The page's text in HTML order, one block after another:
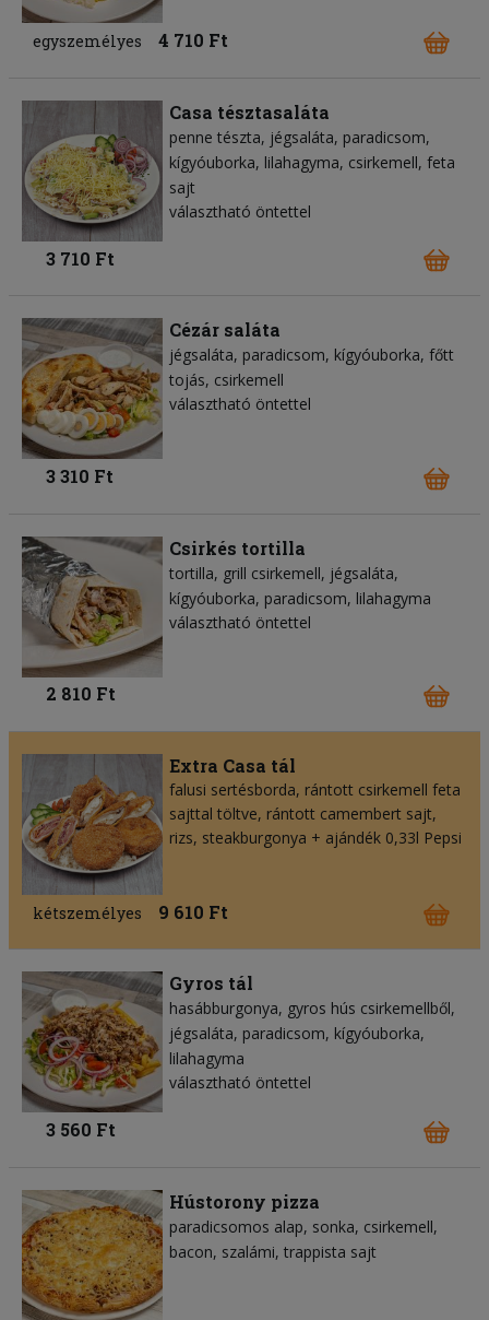
egyszemélyes 4 710 Ft
Casa tésztasaláta
penne tészta jégsaláta paradicsom
kígyóuborka lilahagyma csirkemell feta
sajt
választható öntettel
3 710 Ft
Cézár saláta
jégsaláta paradicsom kígyóuborka főtt
tojás csirkemell
választható öntettel
3 310 Ft
Csirkés tortilla
tortilla grill csirkemell jégsaláta
kígyóuborka paradicsom lilahagyma
választható öntettel
2 810 Ft
Extra Casa tál
falusi sertésborda, rántott csirkemell feta
sajttal töltve, rántott camembert sajt,
rizs, steakburgonya + ajándék 0,33l Pepsi
kétszemélyes 9 610 Ft
Gyros tál
hasábburgonya gyros hús csirkemellből
jégsaláta paradicsom kígyóuborka
lilahagyma
választható öntettel
3 560 Ft
Hústorony pizza
paradicsomos alap sonka csirkemell
bacon szalámi trappista sajt